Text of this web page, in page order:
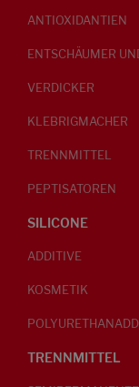
ANTIOXIDANTIEN
ENTSCHÄUMER
VERDICKER
KLEBRIGMACHER
TRENNMITTEL
PEPTISATOREN
SILICONE
ADDITIVE
KOSMETIK
TRENNMITTEL